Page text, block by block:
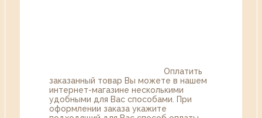
Оплатить
заказанный товар Вы можете в нашем
интернет-магазине несколькими
удобными для Вас способами. При
оформлении заказа укажите